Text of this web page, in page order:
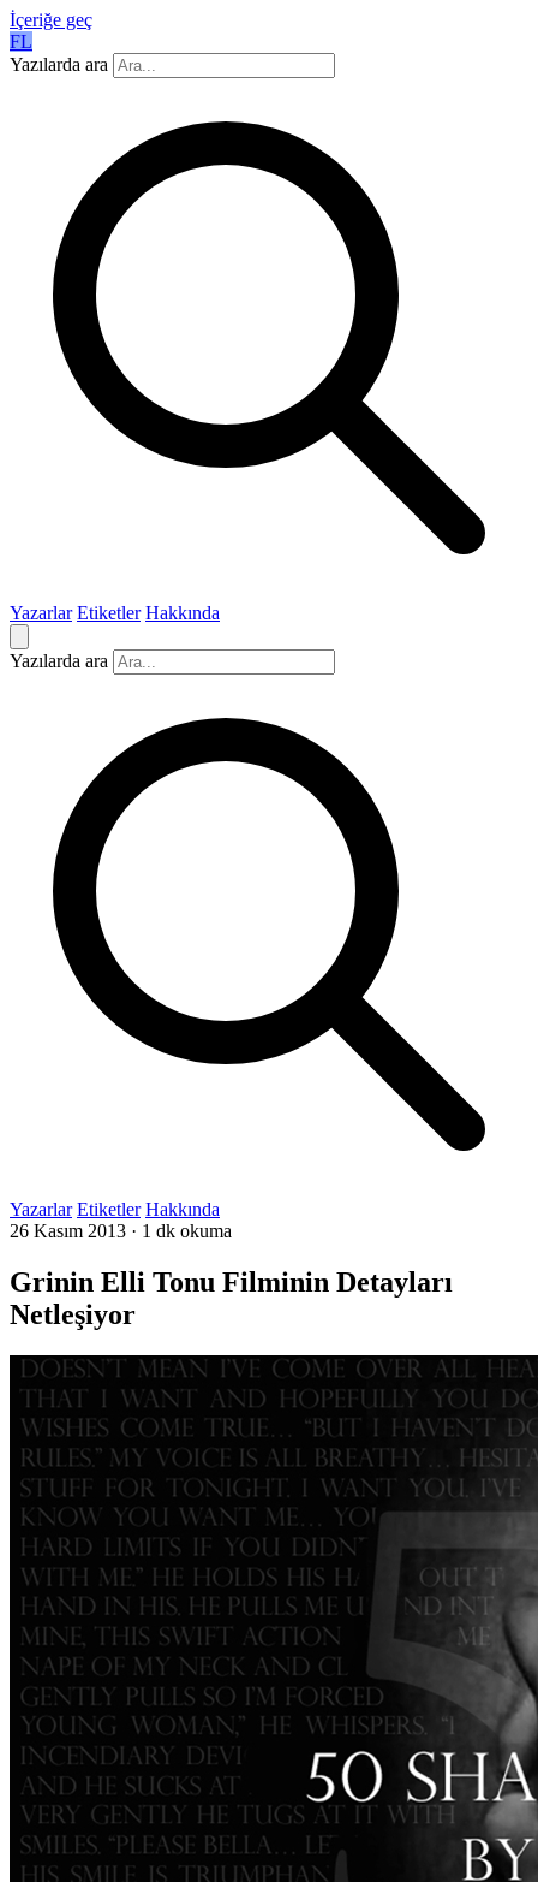
İçeriğe geç
FL
Yazılarda ara
Yazarlar Etiketler Hakkında
Yazılarda ara
Yazarlar Etiketler Hakkında
26 Kasım 2013 · 1 dk okuma
Grinin Elli Tonu Filminin Detayları
Netleşiyor